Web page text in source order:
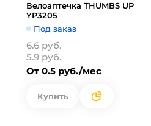
Велоаптечка THUMBS UP
YP3205
Под заказ
6.6 руб.
5.9 руб.
От 0.5 руб./мес
Купить